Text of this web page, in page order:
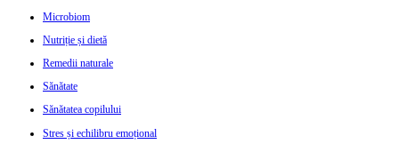
Microbiom
Nutriție și dietă
Remedii naturale
Sănătate
Sănătatea copilului
Stres și echilibru emoțional